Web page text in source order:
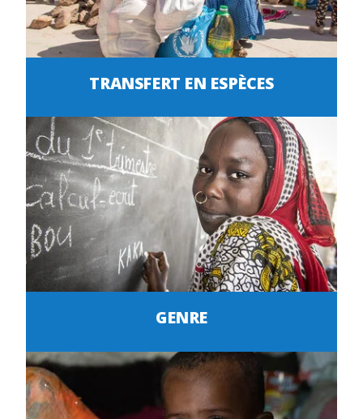
TRANSFERT EN ESPÈCES
GENRE